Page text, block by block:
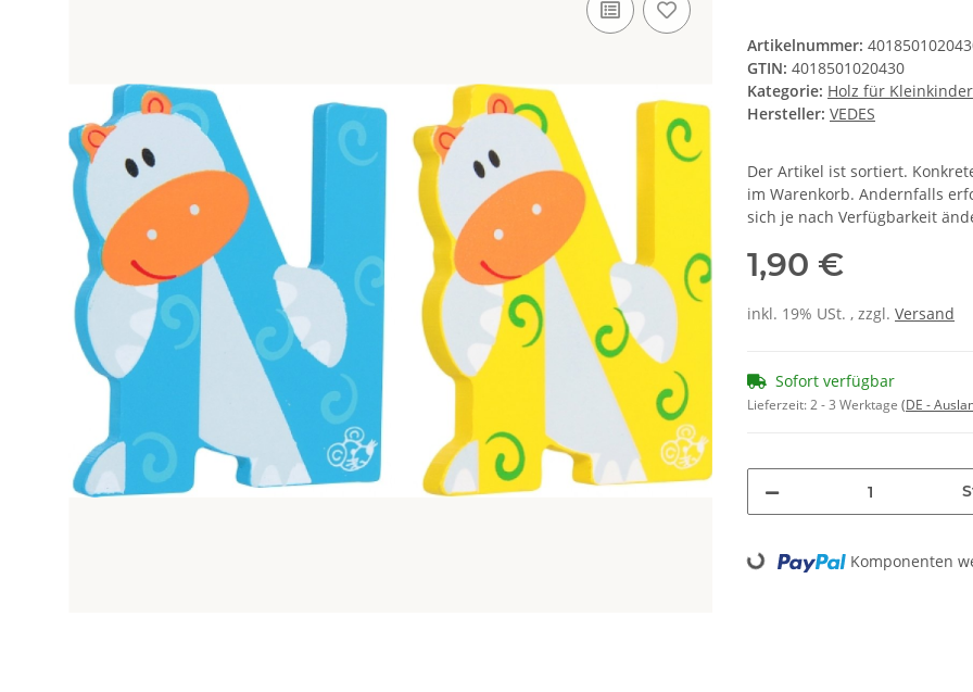
Artikelnummer:
GTIN: 4018501020430
Kategorie: Holz für Kleinkinder
Hersteller: VEDES
Der Artikel ist sortiert.
im Warenkorb. Andernfalls
sich je nach Verfügbarkeit
1,90 €
inkl. 19% USt. , zzgl. Versand
Sofort verfügbar
Lieferzeit:2 - 3 Werktage (DE -
Loading... Komponenten